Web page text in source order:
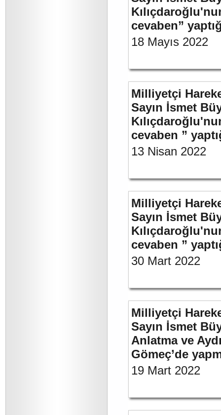
cevaben”
18 Mayıs 2022
Milliyetçi
Sayın İsmet
cevaben ”
13 Nisan 2022
Milliyetçi
Sayın İsmet
cevaben ”
30 Mart 2022
Milliyetçi
Sayın İsmet
Anlatma ve
Gömeç’de
19 Mart 2022